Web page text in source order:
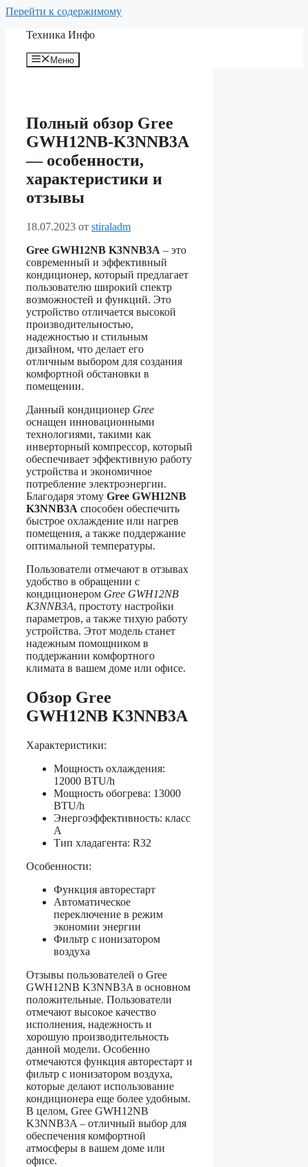
Перейти к содержимому
Техника Инфо
Меню
Полный обзор Gree
GWH12NB-K3NNB3A
— особенности,
характеристики и
отзывы
18.07.2023 от stiraladm
Gree GWH12NB K3NNB3A – это
современный и эффективный
кондиционер, который предлагает
пользователю широкий спектр
возможностей и функций. Это
устройство отличается высокой
производительностью,
надежностью и стильным
дизайном, что делает его
отличным выбором для создания
комфортной обстановки в
помещении.
Данный кондиционер Gree
оснащен инновационными
технологиями, такими как
инверторный компрессор, который
обеспечивает эффективную работу
устройства и экономичное
потребление электроэнергии.
Благодаря этому Gree GWH12NB
K3NNB3A способен обеспечить
быстрое охлаждение или нагрев
помещения, а также поддержание
оптимальной температуры.
Пользователи отмечают в отзывах
удобство в обращении с
кондиционером Gree GWH12NB
K3NNB3A, простоту настройки
параметров, а также тихую работу
устройства. Этот модель станет
надежным помощником в
поддержании комфортного
климата в вашем доме или офисе.
Обзор Gree
GWH12NB K3NNB3A
Характеристики:
Мощность охлаждения:
12000 BTU/h
Мощность обогрева: 13000
BTU/h
Энергоэффективность: класс
А
Тип хладагента: R32
Особенности:
Функция авторестарт
Автоматическое
переключение в режим
экономии энергии
Фильтр с ионизатором
воздуха
Отзывы пользователей о Gree
GWH12NB K3NNB3A в основном
положительные. Пользователи
отмечают высокое качество
исполнения, надежность и
хорошую производительность
данной модели. Особенно
отмечаются функция авторестарт и
фильтр с ионизатором воздуха,
которые делают использование
кондиционера еще более удобным.
В целом, Gree GWH12NB
K3NNB3A – отличный выбор для
обеспечения комфортной
атмосферы в вашем доме или
офисе.